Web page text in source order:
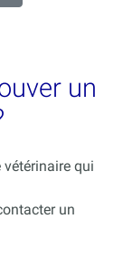
un
vétérinaire qui
un